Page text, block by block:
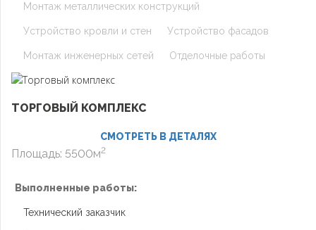
Монтаж металлических конструкций
Устройство кровли и стен Устройство фасадов
Монтаж инженерных сетей Отделочные работы
ТОРГОВЫЙ КОМПЛЕКС
СМОТРЕТЬ В ДЕТАЛЯХ
Площадь: 5500м2
Выполненные работы:
Технический заказчик